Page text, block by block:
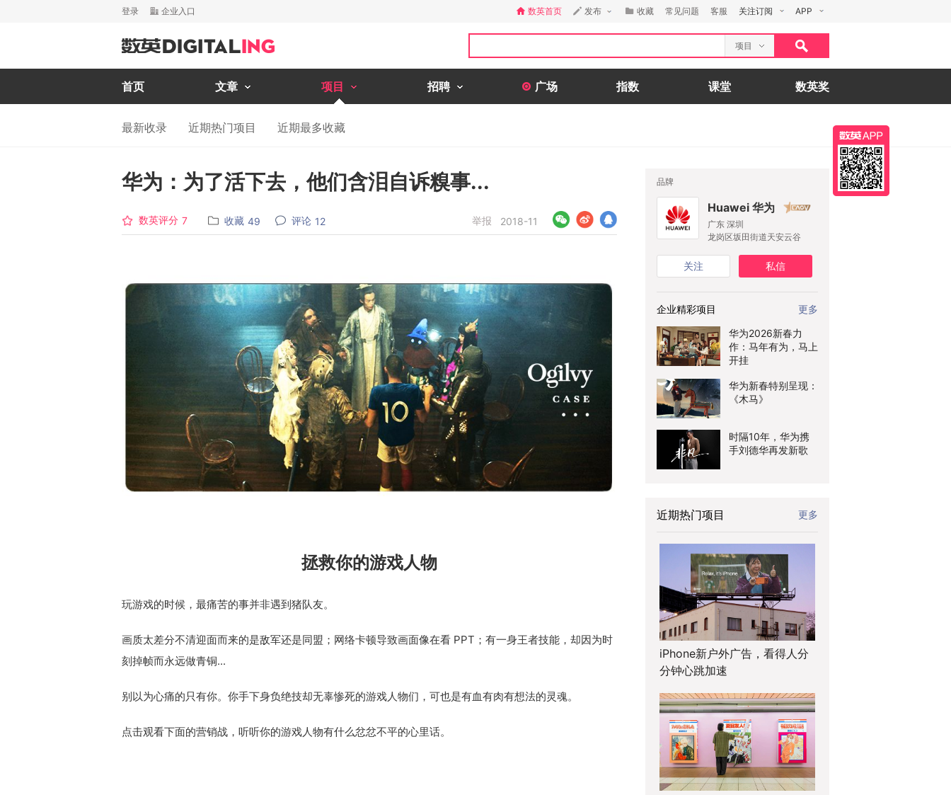
登录 企业入口 数英首页 发布 收藏 常见问题 客服 关注订阅 APP
项目
首页 文章 项目 招聘 广场 指数 课堂 数英奖
最新收录 近期热门项目 近期最多收藏
华为：为了活下去，他们含泪自诉糗事...
数英评分 7 收藏 49 评论 12 举报 2018-11
拯救你的游戏人物
玩游戏的时候，最痛苦的事并非遇到猪队友。
画质太差分不清迎面而来的是敌军还是同盟；网络卡顿导致画面像在看 PPT；有一身王者技能，却因为时
刻掉帧而永远做青铜...
别以为心痛的只有你。你手下身负绝技却无辜惨死的游戏人物们，可也是有血有肉有想法的灵魂。
点击观看下面的营销战，听听你的游戏人物有什么忿忿不平的心里话。
品牌
Huawei 华为
广东 深圳
龙岗区坂田街道天安云谷
关注 私信
企业精彩项目 更多
华为2026新春力
作：马年有为，马上
开挂
华为新春特别呈现：
《木马》
时隔10年，华为携
手刘德华再发新歌
近期热门项目 更多
iPhone新户外广告，看得人分
分钟心跳加速